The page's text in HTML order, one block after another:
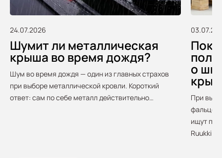
24.07.2026
Шумит ли металлическая
крыша во время дождя?
Шум во время дождя — один из главных страхов
при выборе металлической кровли. Короткий
ответ: сам по себе металл действительно…
о
При
ищут
Ruukki.